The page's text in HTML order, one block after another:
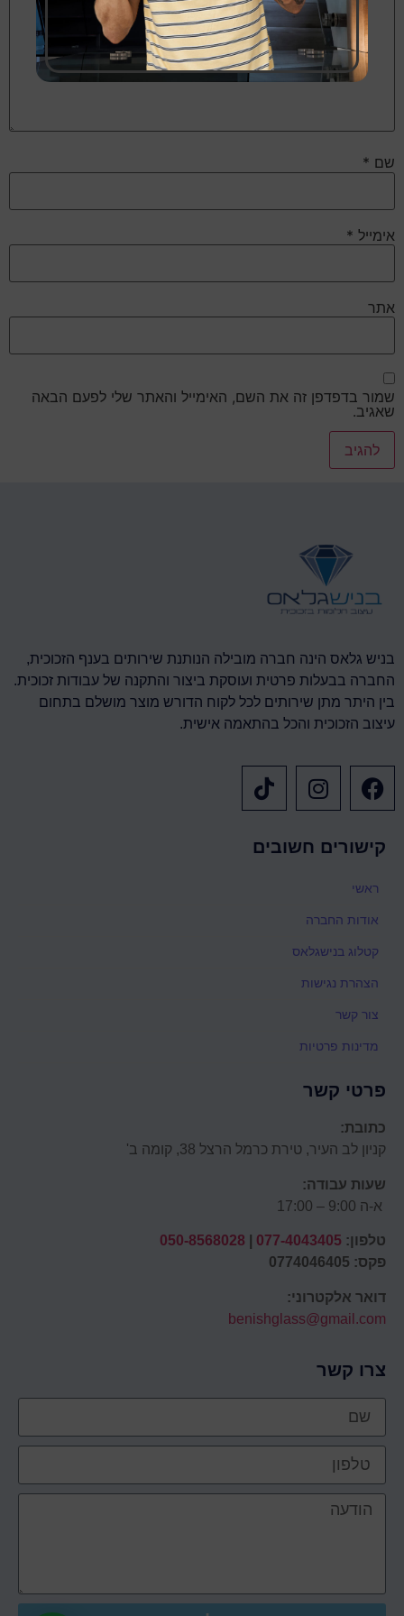
שם *
אימייל *
אתר
שמור בדפדפן זה את השם, האימייל והאתר שלי לפעם הבאה
שאגיב.
בניש גלאס הינה חברה מובילה הנותנת שירותים בענף הזכוכית,
החברה בבעלות פרטית ועוסקת ביצור והתקנה של עבודות זכוכית.
בין היתר מתן שירותים לכל לקוח הדורש מוצר מושלם בתחום
עיצוב הזכוכית והכל בהתאמה אישית.
קישורים חשובים
ראשי
אודות החברה
קטלוג בנישגלאס
הצהרת נגישות
צור קשר
מדינות פרטיות
פרטי קשר
כתובת:
קניון לב העיר, טירת כרמל הרצל 38, קומה ב'
שעות עבודה:
א-ה 9:00 – 17:00
טלפון: 077-4043405
050-8568028
פקס: 0774046405
דואר אלקטרוני:
benishglass@gmail.com
צרו קשר